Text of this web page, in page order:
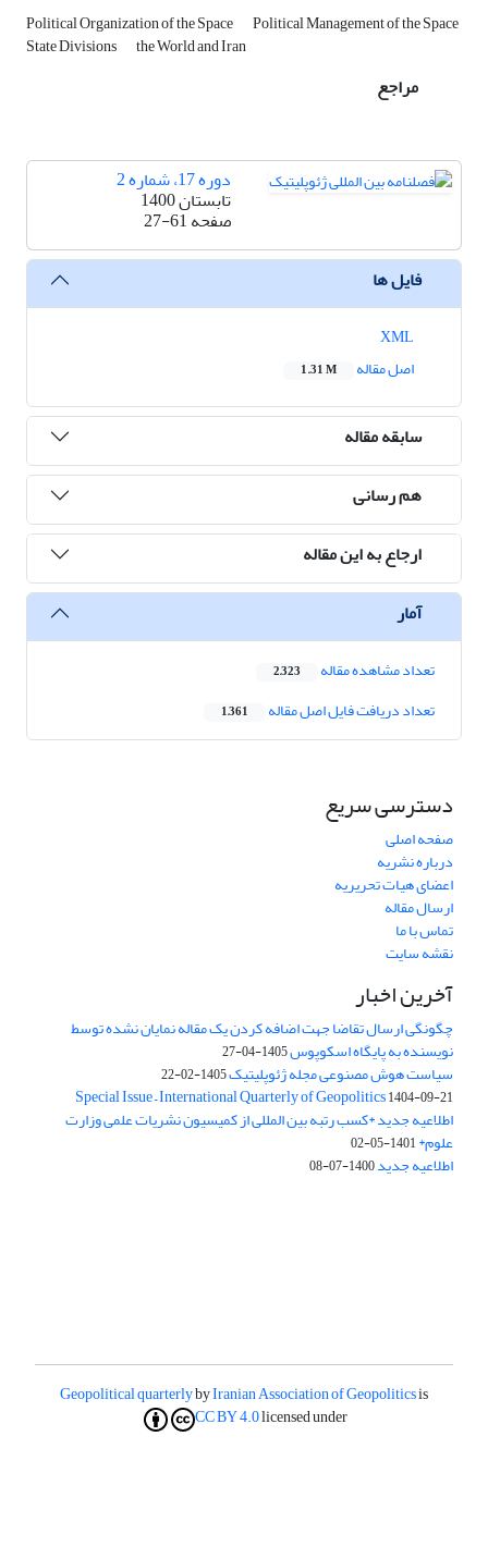
Political Organization of the Space Political Management of the Space
State Divisions the World and Iran
مراجع
دوره 17، شماره 2
تابستان 1400
صفحه27-61
فایل ها
اصل مقاله
1.31 M
سابقه مقاله
هم رسانی
ارجاع به این مقاله
آمار
تعداد مشاهده مقاله 2,323
تعداد دریافت فایل اصل مقاله 1,361
دسترسی سریع
صفحه اصلی
درباره نشریه
اعضای هیات تحریریه
ارسال مقاله
تماس با ما
نقشه سایت
آخرین اخبار
چگونگی ارسال تقاضا جهت اضافه کردن یک مقاله نمایان نشده توسط
نویسنده به پایگاه اسکوپوس1405-04-27
سیاست هوش مصنوعی مجله ژئوپلیتیک1405-02-22
Special Issue – International Quarterly of Geopolitics1404-09-21
اطلاعیه جدید *کسب رتبه بین المللی از کمیسیون نشریات علمی وزارت
علوم*1401-05-02
اطلاعیه جدید1400-07-08
Geopolitical quarterlybyIranian Association of Geopoliticsis
licensed under
CC BY 4.0